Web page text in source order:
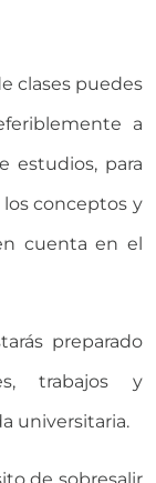
clases puedes
a
estudios, para
conceptos y
cuenta en el
preparado
trabajos y
universitaria.